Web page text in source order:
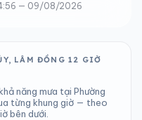
— 09/08/2026
LÂM ĐỒNG 12 GIỜ
năng mưa tại Phường
từng khung giờ — theo
bên dưới.